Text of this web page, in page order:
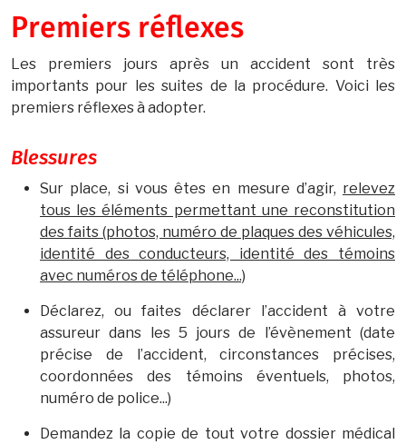
Premiers réflexes
Les premiers jours après un accident sont très
importants pour les suites de la procédure. Voici les
premiers réflexes à adopter.
Blessures
Sur place, si vous êtes en mesure d’agir, relevez
tous les éléments permettant une reconstitution
des faits (photos, numéro de plaques des véhicules,
identité des conducteurs, identité des témoins
avec numéros de téléphone...)
Déclarez, ou faites déclarer l’accident à votre
assureur dans les 5 jours de l’évènement (date
précise de l’accident, circonstances précises,
coordonnées des témoins éventuels, photos,
numéro de police...)
Demandez la copie de tout votre dossier médical